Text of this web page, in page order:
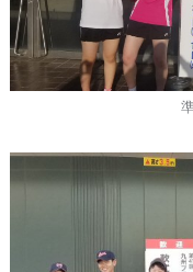
準優勝の女子